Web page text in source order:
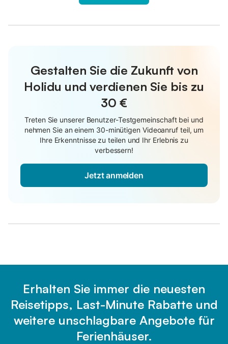
Gestalten Sie die Zukunft von
Holidu und verdienen Sie bis zu
30 €
Treten Sie unserer Benutzer-Testgemeinschaft bei und
nehmen Sie an einem 30-minütigen Videoanruf teil, um
Ihre Erkenntnisse zu teilen und Ihr Erlebnis zu
verbessern!
Jetzt anmelden
Erhalten Sie immer die neuesten
Reisetipps, Last-Minute Rabatte und
weitere unschlagbare Angebote für
Ferienhäuser.